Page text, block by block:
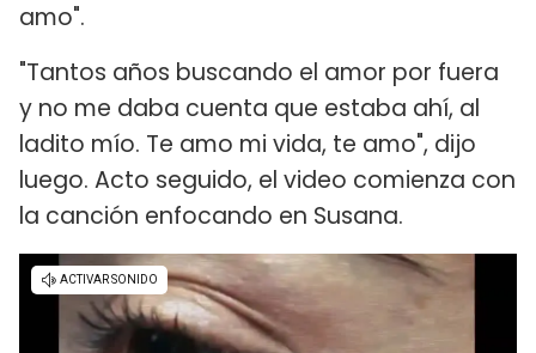
amo".
"Tantos años buscando el amor por fuera
y no me daba cuenta que estaba ahí, al
ladito mío. Te amo mi vida, te amo", dijo
luego. Acto seguido, el video comienza con
la canción enfocando en Susana.